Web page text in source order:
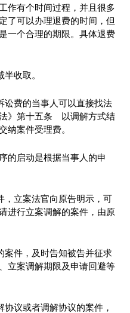
作有个时间过程，并且很多
了可以办理退费的时间，但
一个合理的期限。具体退费
收取。
讼费的当事人可以直接找法
》第十五条 以调解方式结
纳案件受理费。
的启动是根据当事人的申
，立案法官向原告明示，可
进行立案调解的案件，由原
案件，及时告知被告并征求
立案调解期限及申请回避等
议或者调解协议的案件，